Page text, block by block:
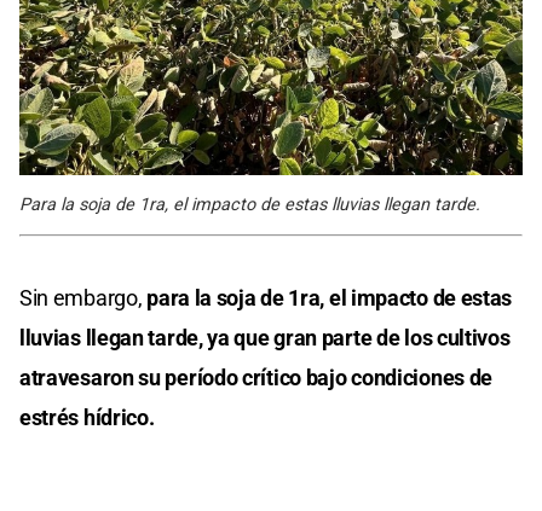
Para la soja de 1ra, el impacto de estas lluvias llegan tarde.
Sin embargo, para la soja de 1ra, el impacto de estas
lluvias llegan tarde, ya que gran parte de los cultivos
atravesaron su período crítico bajo condiciones de
estrés hídrico.